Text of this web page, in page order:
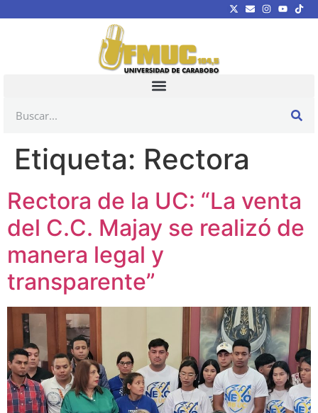
Etiqueta: Rectora
Rectora de la UC: “La venta
del C.C. Majay se realizó de
manera legal y
transparente”